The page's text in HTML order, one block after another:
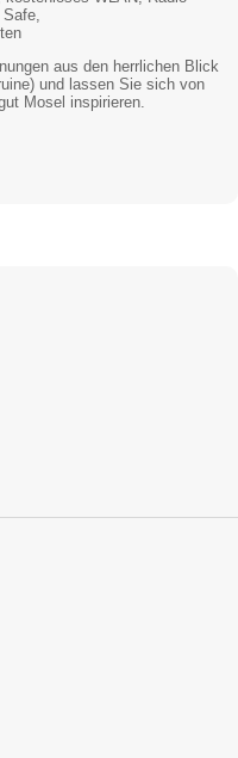
aus den herrlichen Blick
und lassen Sie sich von
Mosel inspirieren.